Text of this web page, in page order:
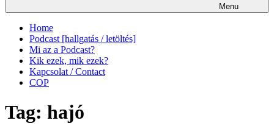
Menu
Home
Podcast [hallgatás / letöltés]
Mi az a Podcast?
Kik ezek, mik ezek?
Kapcsolat / Contact
COP
Tag: hajó